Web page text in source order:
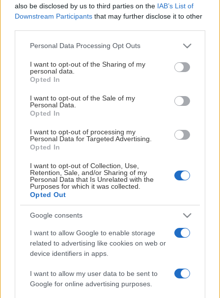
also be disclosed by us to third parties on the IAB’s List of
Downstream Participants that may further disclose it to other
Please note that this website/app uses one or more Google
not limited to your visit or usage behaviour. You may click to
grant or deny consent to Google and its third-party tags to
use your data for below specified purposes in below Google
consent section.
Personal Data Processing Opt Outs
I want to opt-out of the Sharing of my
personal data.
Opted In
I want to opt-out of the Sale of my
Personal Data.
Opted In
I want to opt-out of processing my
Personal Data for Targeted Advertising.
Opted In
I want to opt-out of Collection, Use,
Retention, Sale, and/or Sharing of my
Personal Data that Is Unrelated with the
Purposes for which it was collected.
Opted Out
Google consents
I want to allow Google to enable storage
related to advertising like cookies on web or
device identifiers in apps.
I want to allow my user data to be sent to
Google for online advertising purposes.
Orden kommer från den legendariske basketcoachen
Morgan Wootten. Han summerar på ett utmärkt sätt
finns ett 70-tal coacher och ett 40-tal träningsgrupper. Vi
ha minst två coacher i varje grupp. Det finns alltså plats
för dig som vill vara ledare hos oss.
Coach, assisterande eller lagledare
Grupperna med de yngsta har ett träningspass i veckan
och spelar match ungefär en gång i månaden i Easy
Basket. De äldre lagen tränar upp till fyra gånger per
runt om i Sverige. Det krävs med andra ord en hel del tid
för att coacha ett lag med äldre spelare. Du kan antingen
ha huvudansvaret (head coach) för den sportsliga delen
eller assistera (assistent coach) den huvudansvarige. En
annan möjlighet är att vara lagledare. Det innebär att du
ansvarar för lagets administration, resor med mera.
Vilken roll du väljer beror på kunskap, erfarenhet, intresse
och tillgänglig tid.
Närvaroregistrering – en viktig
inkomstkälla
HUVUDPARTNERS